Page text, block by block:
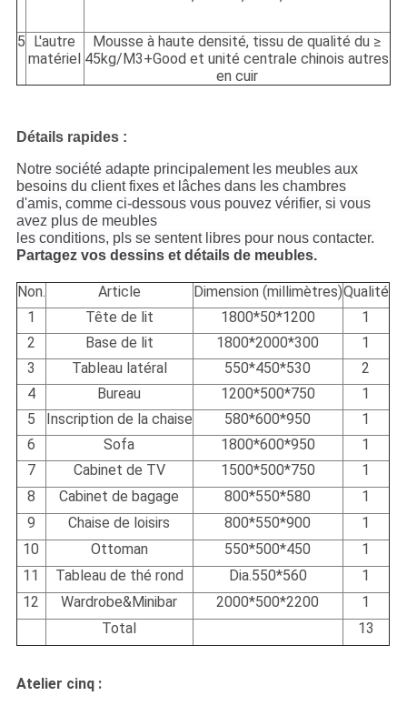
5
L'autre
matériel
Mousse à haute densité, tissu de qualité du ≥
45kg/M3+Good et unité centrale chinois autres
en cuir
Détails rapides :
Notre société adapte principalement les meubles aux
besoins du client fixes et lâches dans les chambres
d'amis, comme ci-dessous vous pouvez vérifier, si vous
avez plus de meubles
les conditions, pls se sentent libres pour nous contacter.
Partagez vos dessins et détails de meubles.
Non. Article Dimension (millimètres)Qualité
1
Tête de lit 1800*50*1200
1
2
Base de lit 1800*2000*300
1
3
Tableau latéral 550*450*530
2
4
Bureau 1200*500*750
1
5
Inscription de la chaise 580*600*950
1
6
Sofa 1800*600*950
1
7
Cabinet de TV 1500*500*750
1
8
Cabinet de bagage 800*550*580
1
9
Chaise de loisirs 800*550*900
1
10
Ottoman 550*500*450
1
11
Tableau de thé rond Dia.550*560
1
12
Wardrobe&Minibar 2000*500*2200
1
Total
13
Atelier cinq :